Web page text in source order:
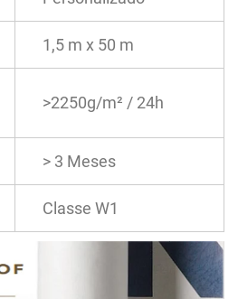
1,5 m x 50 m
>2250g/m² / 24h
> 3 Meses
Classe W1